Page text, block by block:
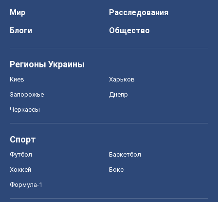
Мир
Расследования
Блоги
Общество
Регионы Украины
Киев Харьков
Запорожье Днепр
Черкассы
Спорт
Футбол Баскетбол
Хоккей Бокс
Формула-1